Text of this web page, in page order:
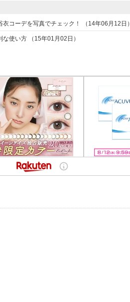
コーデを写真でチェック！ （14年06月12日）
使い方 （15年01月02日）